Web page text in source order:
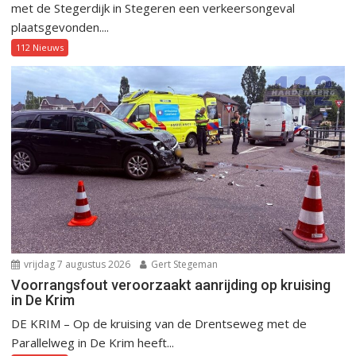
met de Stegerdijk in Stegeren een verkeersongeval
plaatsgevonden....
112 Nieuws
vrijdag 7 augustus 2026 Gert Stegeman
Voorrangsfout veroorzaakt aanrijding op kruising
in De Krim
DE KRIM – Op de kruising van de Drentseweg met de
Parallelweg in De Krim heeft...